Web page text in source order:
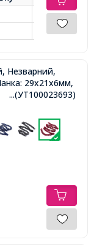
Незварний,
29x21x6мм,
...(УТ100023693)